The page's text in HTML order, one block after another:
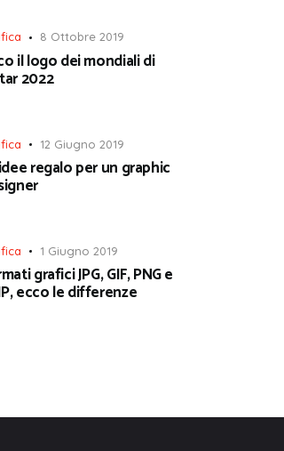
8 Ottobre 2019
il logo dei mondiali di
2022
12 Giugno 2019
regalo per un graphic
1 Giugno 2019
grafici JPG, GIF, PNG e
ecco le differenze